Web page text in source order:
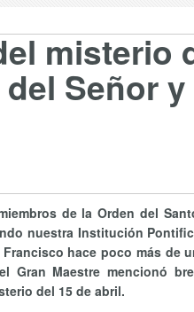
misterio
Señor
de la Orden del
nuestra Institución
Francisco hace poco más de
Gran Maestre mencionó
del 15 de abril.